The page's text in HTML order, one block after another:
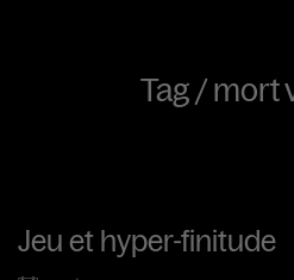
Tag /mort
Jeu et hyper-finitude